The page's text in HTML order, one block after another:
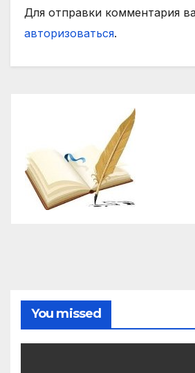
Для отправки комментария
авторизоваться.
You missed